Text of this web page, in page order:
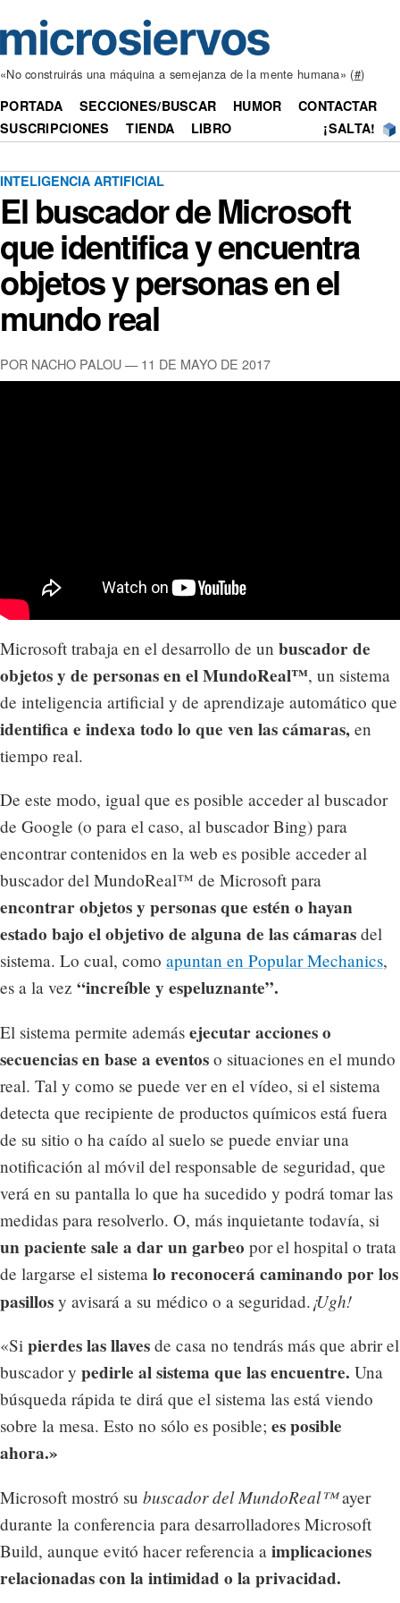
«No construirás una máquina a semejanza de la mente humana» (#)
PORTADA SECCIONES/BUSCAR HUMOR
CONTACTAR
SUSCRIPCIONES
TIENDA LIBRO ¡SALTA!
INTELIGENCIA ARTIFICIAL
El buscador de Microsoft
que identifica y encuentra
objetos y personas en el
mundo real
POR NACHO PALOU — 11 DE MAYO DE 2017
Microsoft trabaja en el desarrollo de un buscador de
objetos y de personas en el MundoReal™, un sistema
de inteligencia artificial y de aprendizaje automático que
identifica e indexa todo lo que ven las cámaras, en
tiempo real.
De este modo, igual que es posible acceder al buscador
de Google (o para el caso, al buscador Bing) para
encontrar contenidos en la web es posible acceder al
buscador del MundoReal™ de Microsoft para
encontrar objetos y personas que estén o hayan
estado bajo el objetivo de alguna de las cámaras del
sistema. Lo cual, como apuntan en Popular Mechanics,
es a la vez “increíble y espeluznante”.
El sistema permite además ejecutar acciones o
secuencias en base a eventos o situaciones en el mundo
real. Tal y como se puede ver en el vídeo, si el sistema
detecta que recipiente de productos químicos está fuera
de su sitio o ha caído al suelo se puede enviar una
notificación al móvil del responsable de seguridad, que
verá en su pantalla lo que ha sucedido y podrá tomar las
medidas para resolverlo. O, más inquietante todavía, si
un paciente sale a dar un garbeo por el hospital o trata
de largarse el sistema lo reconocerá caminando por los
pasillos y avisará a su médico o a seguridad. ¡Ugh!
«Si pierdes las llaves de casa no tendrás más que abrir el
buscador y pedirle al sistema que las encuentre. Una
búsqueda rápida te dirá que el sistema las está viendo
sobre la mesa. Esto no sólo es posible; es posible
ahora.»
Microsoft mostró su buscador del MundoReal™ayer
durante la conferencia para desarrolladores Microsoft
Build, aunque evitó hacer referencia a implicaciones
relacionadas con la intimidad o la privacidad.